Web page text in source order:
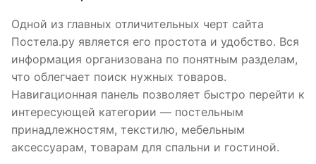
Одной из главных отличительных черт сайта
Постела.ру является его простота и удобство. Вся
информация организована по понятным разделам,
что облегчает поиск нужных товаров.
Навигационная панель позволяет быстро перейти к
интересующей категории — постельным
принадлежностям, текстилю, мебельным
аксессуарам, товарам для спальни и гостиной.